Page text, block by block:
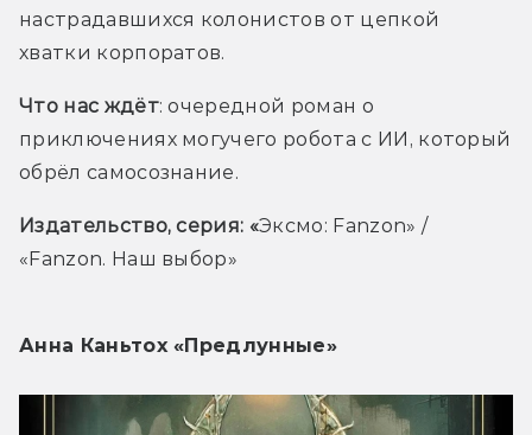
настрадавшихся колонистов от цепкой
хватки корпоратов.
Что нас ждёт: очередной роман о
приключениях могучего робота с ИИ, который
обрёл самосознание.
Издательство, серия: «Эксмо: Fanzon» /
«Fanzon. Наш выбор»
Анна Каньтох «Предлунные»